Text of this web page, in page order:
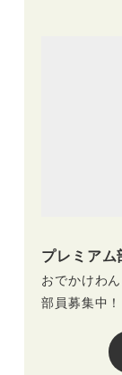
プレミアム
おでかけわ
部員募集中！